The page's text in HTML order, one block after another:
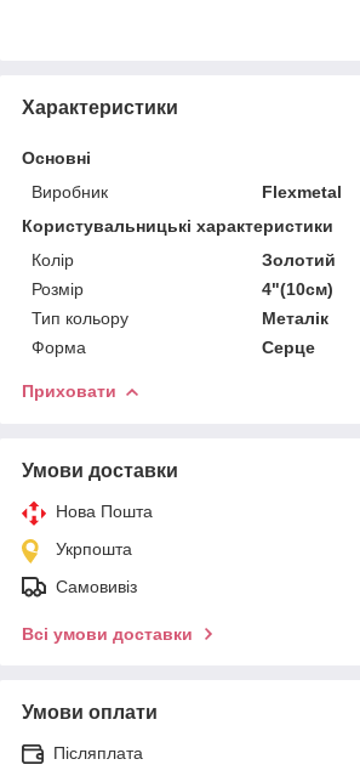
Характеристики
Основні
Виробник
Flexmetal
Користувальницькі характеристики
Колір
Золотий
Розмір
4"(10см)
Тип кольору
Металік
Форма
Серце
Приховати
Умови доставки
Нова Пошта
Укрпошта
Самовивіз
Всі умови доставки
Умови оплати
Післяплата